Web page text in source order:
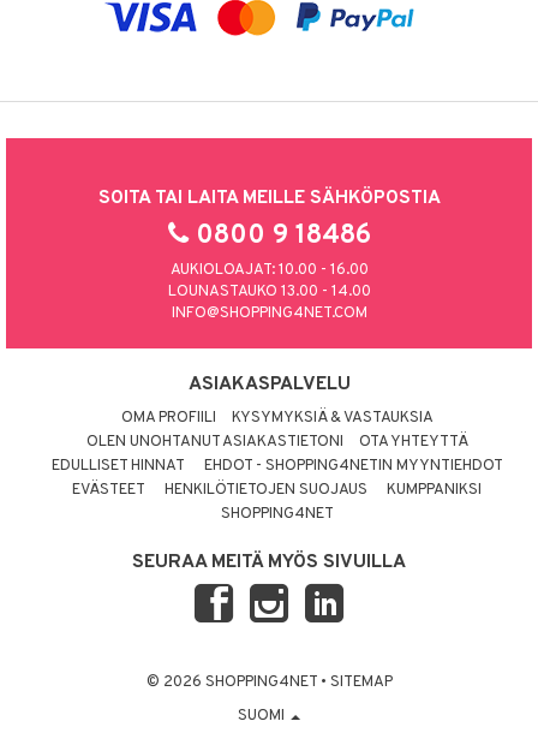
SOITA TAI LAITA MEILLE SÄHKÖPOSTIA
0800 9 18486
AUKIOLOAJAT: 10.00 - 16.00
LOUNASTAUKO 13.00 - 14.00
INFO@SHOPPING4NET.COM
ASIAKASPALVELU
OMA PROFIILI
KYSYMYKSIÄ & VASTAUKSIA
OLEN UNOHTANUT ASIAKASTIETONI
OTA YHTEYTTÄ
EDULLISET HINNAT
EHDOT - SHOPPING4NETIN MYYNTIEHDOT
EVÄSTEET
HENKILÖTIETOJEN SUOJAUS
KUMPPANIKSI
SHOPPING4NET
SEURAA MEITÄ MYÖS SIVUILLA
© 2026 SHOPPING4NET • SITEMAP
SUOMI